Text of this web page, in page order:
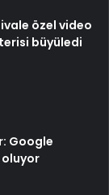
özel video
büyüledi
Google
oluyor